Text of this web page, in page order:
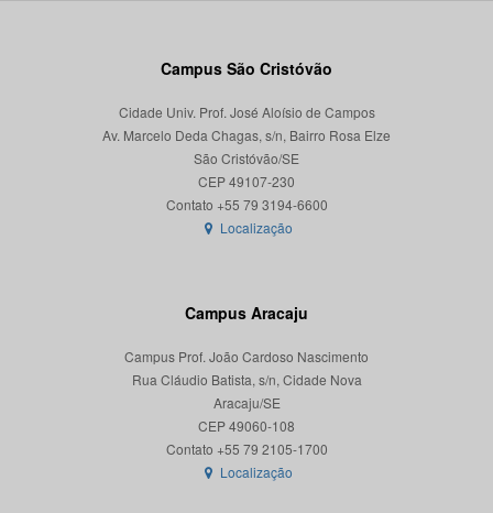
Campus São Cristóvão
Cidade Univ. Prof. José Aloísio de Campos
Av. Marcelo Deda Chagas, s/n, Bairro Rosa Elze
São Cristóvão/SE
CEP 49107-230
Localização
Campus Aracaju
Campus Prof. João Cardoso Nascimento
Rua Cláudio Batista, s/n, Cidade Nova
Aracaju/SE
CEP 49060-108
Localização